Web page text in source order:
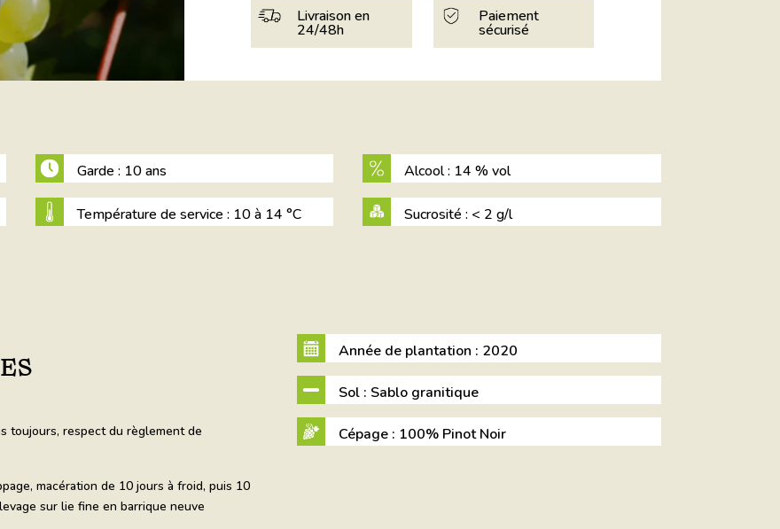
Livraison en
24/48h
Paiement
sécurisé
Garde : 10 ans Alcool : 14 % vol
Température de service : 10 à 14 °C Sucrosité : < 2 g/l
toujours, respect du règlement de
macération de 10 jours à froid, puis 10
sur lie fine en barrique neuve
Année de plantation : 2020
Sol : Sablo granitique
Cépage : 100% Pinot Noir